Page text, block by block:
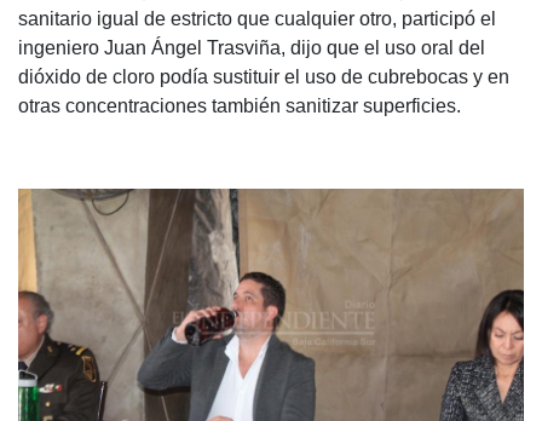
sanitario igual de estricto que cualquier otro, participó el
ingeniero Juan Ángel Trasviña, dijo que el uso oral del
dióxido de cloro podía sustituir el uso de cubrebocas y en
otras concentraciones también sanitizar superficies.